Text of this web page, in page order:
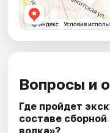
Вопросы и
Где пройдет
составе